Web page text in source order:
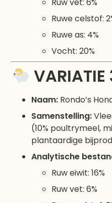
Ruw vet: 6%
Ruwe celstof:
Ruwe as: 4%
Vocht: 20%
Naam: Rondo’s
Samenstelling:
(10% poultrymeel,
plantaardige
Analytische
Ruw eiwit: 16%
Ruw vet: 6%